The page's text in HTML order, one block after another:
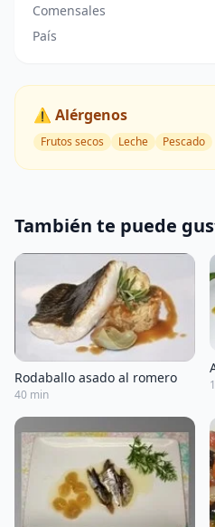
Comensales
País
⚠️ Alérgenos
Frutos secos Leche Pescado
También te puede
Rodaballo asado al romero
40 min